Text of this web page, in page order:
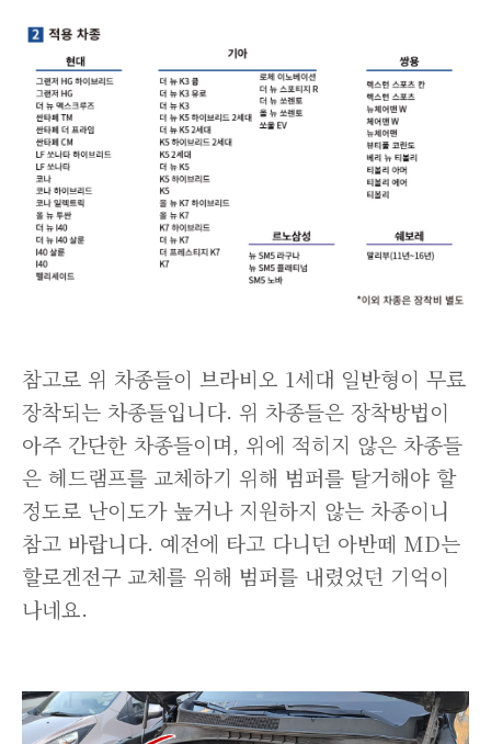
참고로 위 차종들이 브라비오 1세대 일반형이 무료
장착되는 차종들입니다. 위 차종들은 장착방법이
아주 간단한 차종들이며, 위에 적히지 않은 차종들
은 헤드램프를 교체하기 위해 범퍼를 탈거해야 할
정도로 난이도가 높거나 지원하지 않는 차종이니
참고 바랍니다. 예전에 타고 다니던 아반떼 MD는
할로겐전구 교체를 위해 범퍼를 내렸었던 기억이
나네요.